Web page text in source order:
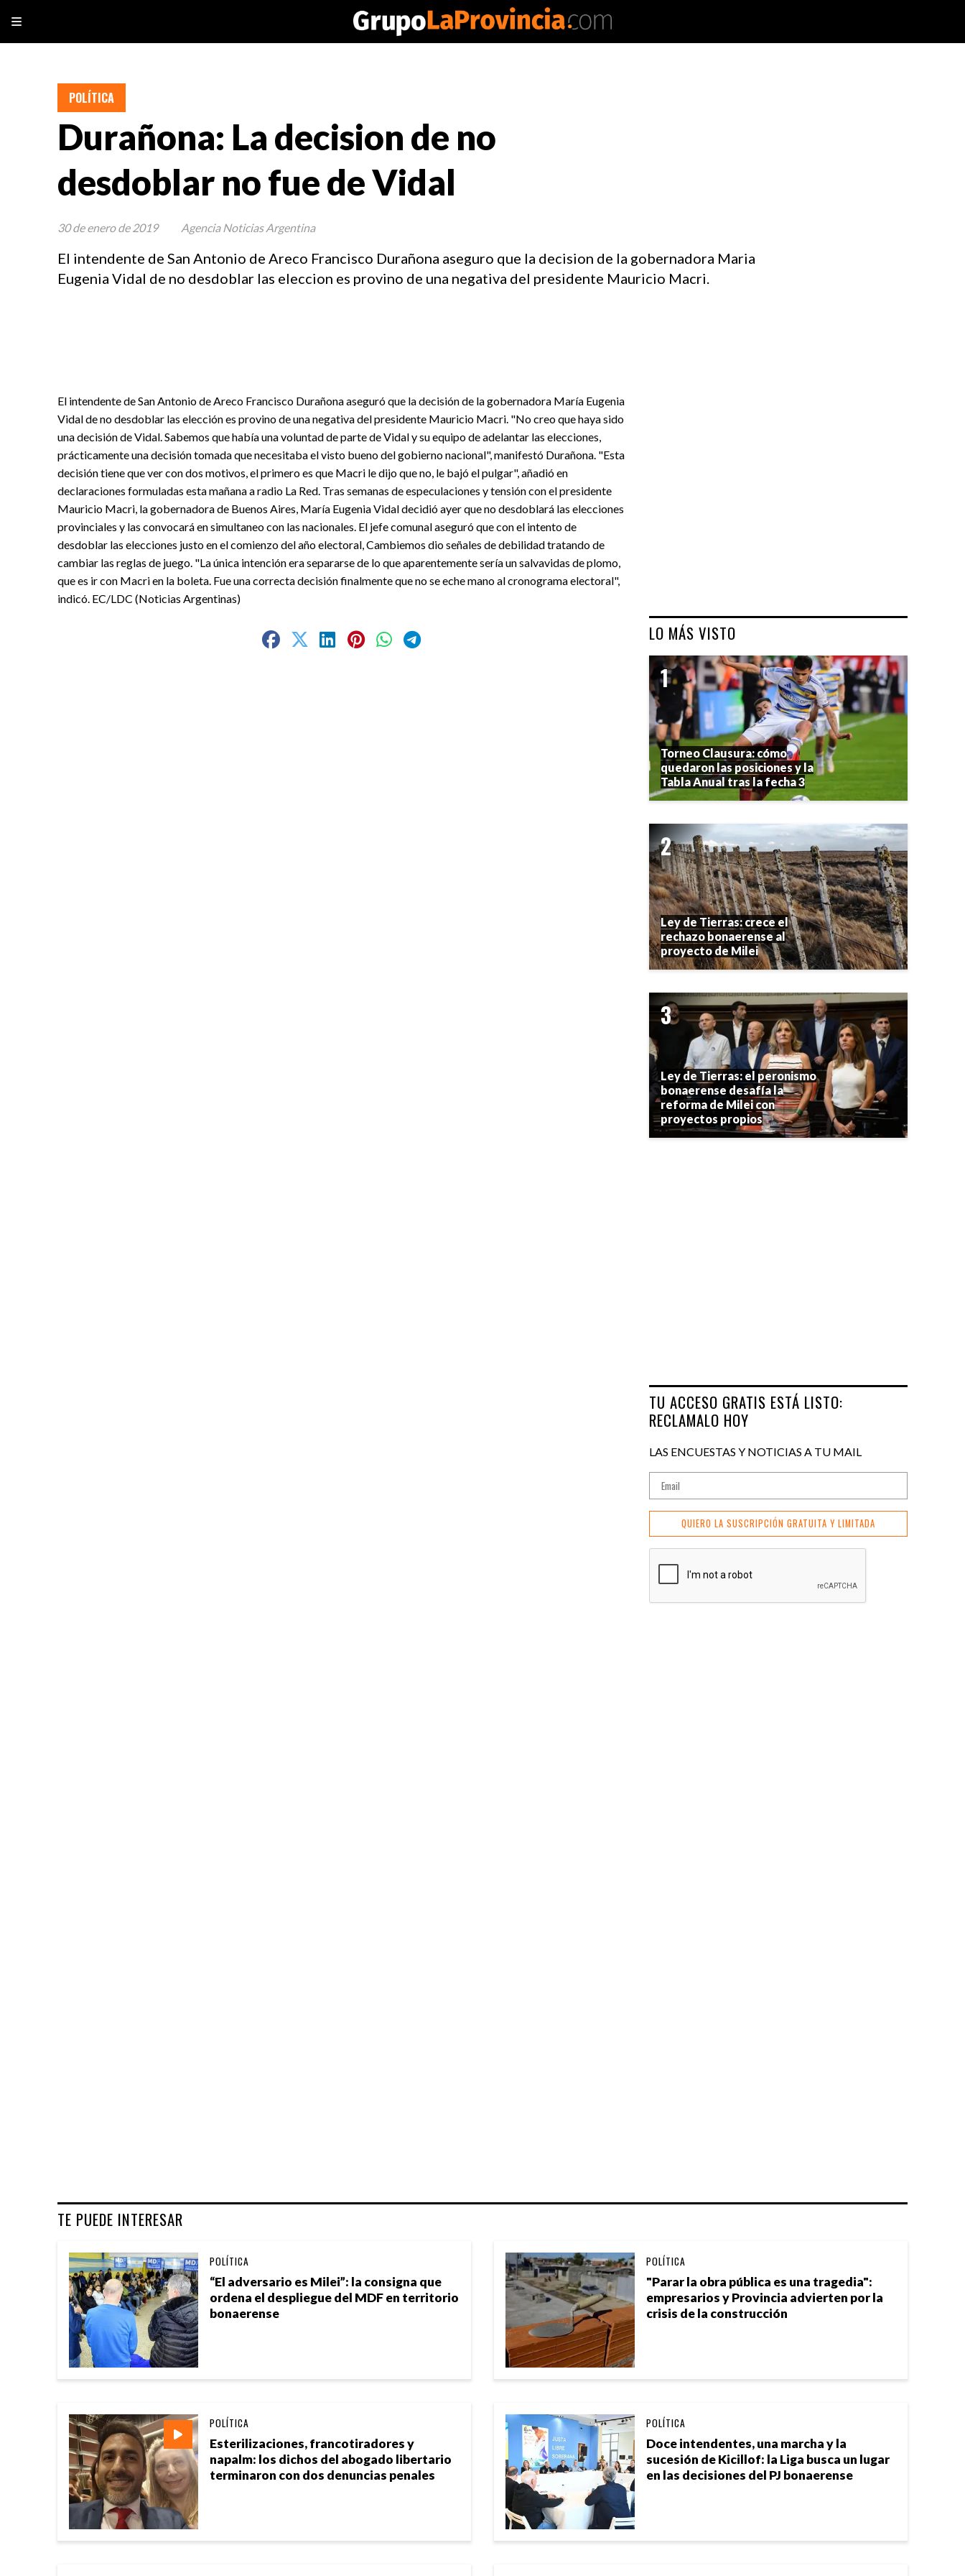
Durañona: La decision de no
desdoblar no fue de Vidal
El intendente de San Antonio de Areco Francisco Durañona aseguro que la decision de la gobernadora Maria
Eugenia Vidal de no desdoblar las eleccion es provino de una negativa del presidente Mauricio Macri.
POLÍTICA
30 de enero de 2019 Agencia Noticias Argentina
El intendente de San Antonio de Areco Francisco Durañona aseguró que la decisión de la gobernadora María Eugenia
Vidal de no desdoblar las elección es provino de una negativa del presidente Mauricio Macri. "No creo que haya sido
una decisión de Vidal. Sabemos que había una voluntad de parte de Vidal y su equipo de adelantar las elecciones,
prácticamente una decisión tomada que necesitaba el visto bueno del gobierno nacional", manifestó Durañona. "Esta
decisión tiene que ver con dos motivos, el primero es que Macri le dijo que no, le bajó el pulgar", añadió en
declaraciones formuladas esta mañana a radio La Red. Tras semanas de especulaciones y tensión con el presidente
Mauricio Macri, la gobernadora de Buenos Aires, María Eugenia Vidal decidió ayer que no desdoblará las elecciones
provinciales y las convocará en simultaneo con las nacionales. El jefe comunal aseguró que con el intento de
desdoblar las elecciones justo en el comienzo del año electoral, Cambiemos dio señales de debilidad tratando de
cambiar las reglas de juego. "La única intención era separarse de lo que aparentemente sería un salvavidas de plomo,
que es ir con Macri en la boleta. Fue una correcta decisión finalmente que no se eche mano al cronograma electoral",
indicó. EC/LDC (Noticias Argentinas)
TE PUEDE INTERESAR
“El adversario es Milei”: la consigna que
ordena el despliegue del MDF en territorio
bonaerense
POLÍTICA
"Parar la obra pública es una tragedia":
empresarios y Provincia advierten por la
crisis de la construcción
POLÍTICA
Esterilizaciones, francotiradores y
napalm: los dichos del abogado libertario
terminaron con dos denuncias penales
POLÍTICA
Doce intendentes, una marcha y la
sucesión de Kicillof: la Liga busca un lugar
en las decisiones del PJ bonaerense
POLÍTICA
LO MÁS VISTO
Torneo Clausura: cómo
quedaron las posiciones y la
Tabla Anual tras la fecha 3
Ley de Tierras: crece el
rechazo bonaerense al
proyecto de Milei
Ley de Tierras: el peronismo
bonaerense desafía la
reforma de Milei con
proyectos propios
TU ACCESO GRATIS ESTÁ LISTO:
RECLAMALO HOY
LAS ENCUESTAS Y NOTICIAS A TU MAIL
QUIERO LA SUSCRIPCIÓN GRATUITA Y LIMITADA